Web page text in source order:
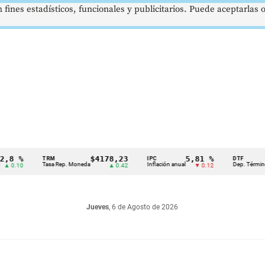
%
Tasa Rep. Moneda
$4178,23
▲ 0.42 Inflación anual
5,81 %
▼ 0.12 Dep. Término Fijo
Jueves, 6 de Agosto de 2026
estadísticos, funcionales y publicitarios. Puede aceptarlas